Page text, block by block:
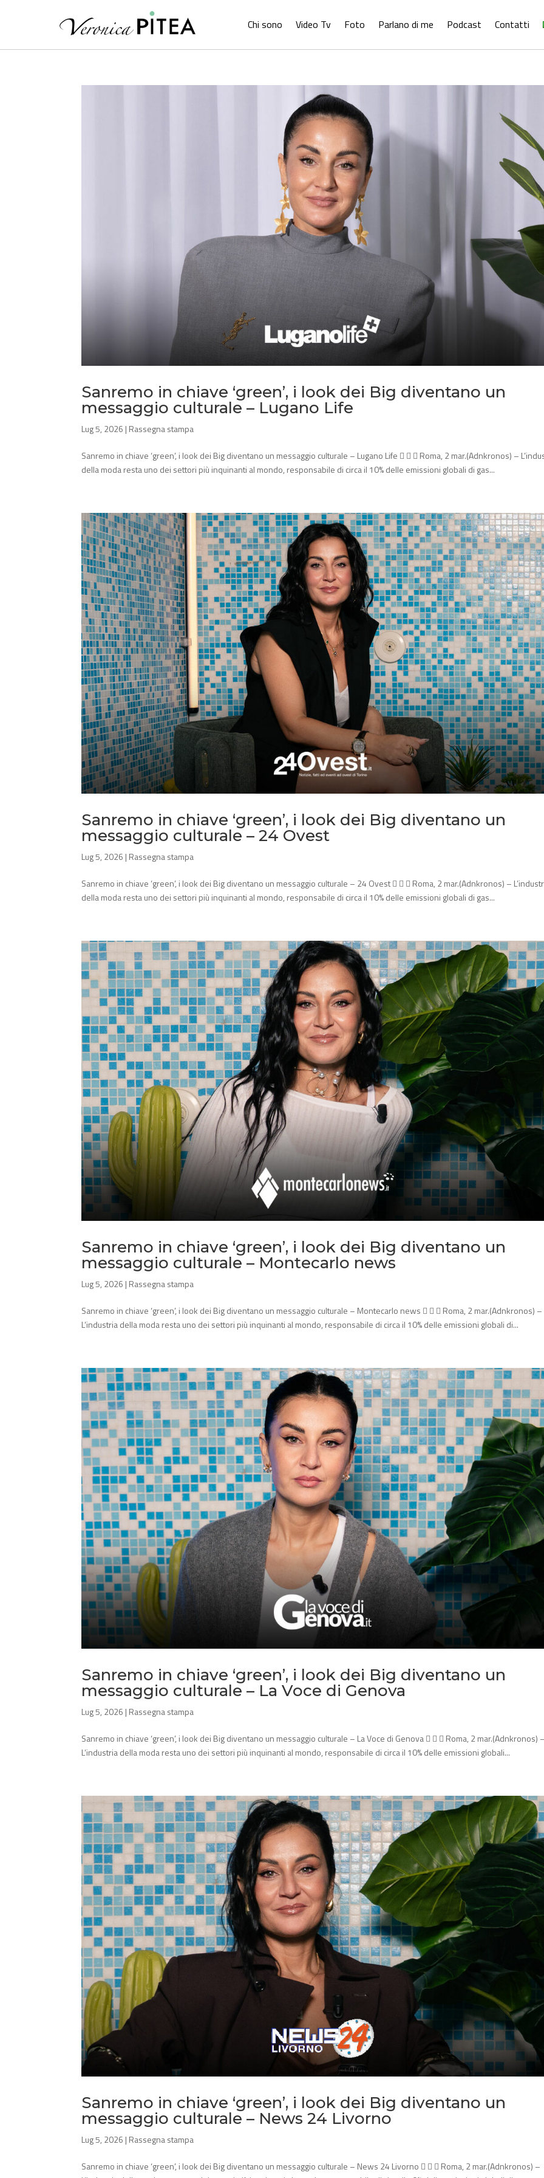
Chi sono Video Tv Foto Parlano di me Podcast Contatti
Sanremo in chiave ‘green’, i look dei Big diventano un
messaggio culturale – Lugano Life
Lug 5, 2026 | Rassegna stampa
Sanremo in chiave ‘green’, i look dei Big diventano un messaggio culturale – Lugano Life    Roma, 2 mar.(Adnkronos) –
della moda resta uno dei settori più inquinanti al mondo, responsabile di circa il 10% delle emissioni globali di gas...
Sanremo in chiave ‘green’, i look dei Big diventano un
messaggio culturale – 24 Ovest
Lug 5, 2026 | Rassegna stampa
Sanremo in chiave ‘green’, i look dei Big diventano un messaggio culturale – 24 Ovest    Roma, 2 mar.(Adnkronos) –
della moda resta uno dei settori più inquinanti al mondo, responsabile di circa il 10% delle emissioni globali di gas...
Sanremo in chiave ‘green’, i look dei Big diventano un
messaggio culturale – Montecarlo news
Lug 5, 2026 | Rassegna stampa
Sanremo in chiave ‘green’, i look dei Big diventano un messaggio culturale – Montecarlo news    Roma, 2 mar.(Adnkronos) –
L’industria della moda resta uno dei settori più inquinanti al mondo, responsabile di circa il 10% delle emissioni globali di...
Sanremo in chiave ‘green’, i look dei Big diventano un
messaggio culturale – La Voce di Genova
Lug 5, 2026 | Rassegna stampa
Sanremo in chiave ‘green’, i look dei Big diventano un messaggio culturale – La Voce di Genova    Roma, 2 mar.(Adnkronos)
L’industria della moda resta uno dei settori più inquinanti al mondo, responsabile di circa il 10% delle emissioni globali...
Sanremo in chiave ‘green’, i look dei Big diventano un
messaggio culturale – News 24 Livorno
Lug 5, 2026 | Rassegna stampa
Sanremo in chiave ‘green’, i look dei Big diventano un messaggio culturale – News 24 Livorno    Roma, 2 mar.(Adnkronos) –